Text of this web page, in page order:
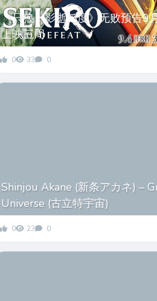
《只狼：影逝二度》无败预告9
上映三周
0 33 0
Shinjou Akane (新条アカネ) –
Universe (古立特宇宙)
0 23 0